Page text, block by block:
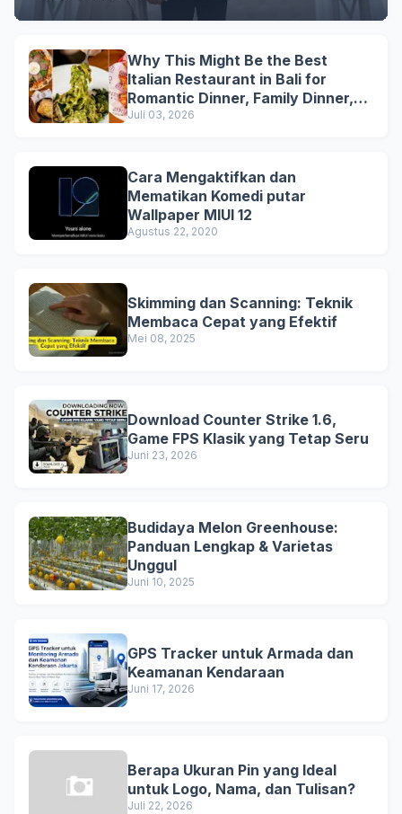
Why This Might Be the Best
Italian Restaurant in Bali for
Romantic Dinner, Family Dinner,
and Business Lunch
Juli 03, 2026
Cara Mengaktifkan dan
Mematikan Komedi putar
Wallpaper MIUI 12
Agustus 22, 2020
Skimming dan Scanning: Teknik
Membaca Cepat yang Efektif
Mei 08, 2025
Download Counter Strike 1.6,
Game FPS Klasik yang Tetap Seru
Juni 23, 2026
Budidaya Melon Greenhouse:
Panduan Lengkap & Varietas
Unggul
Juni 10, 2025
GPS Tracker untuk Armada dan
Keamanan Kendaraan
Juni 17, 2026
Berapa Ukuran Pin yang Ideal
untuk Logo, Nama, dan Tulisan?
Juli 22, 2026